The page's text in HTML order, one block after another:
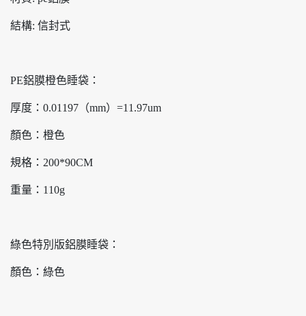
結構: 信封式
PE鋁膜橙色睡袋：
厚度：0.01197（mm）=11.97um
顏色：橙色
規格：200*90CM
重量：110g
綠色特別版鋁膜睡袋：
顏色：綠色